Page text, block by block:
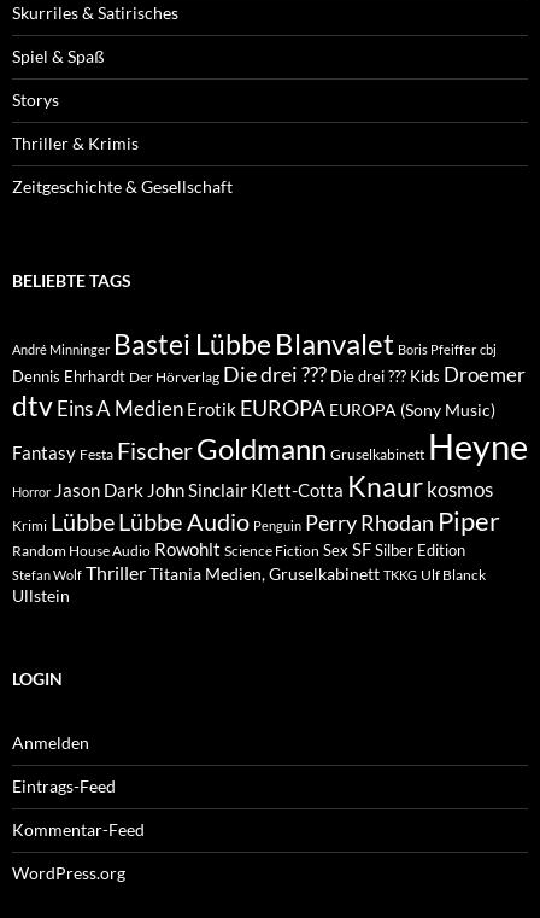
Skurriles & Satirisches
Spiel & Spaß
Storys
Thriller & Krimis
Zeitgeschichte & Gesellschaft
BELIEBTE TAGS
André Minninger Bastei Lübbe Blanvalet Boris Pfeiffer cbj
Dennis Ehrhardt Der Hörverlag Die drei ??? Die drei ??? Kids Droemer
dtvEins A Medien Erotik EUROPA EUROPA (Sony Music)
Fantasy Festa FischerGoldmann Gruselkabinett Heyne
Horror Jason Dark John Sinclair Klett-Cotta Knaur kosmos
Krimi LübbeLübbe Audio Penguin Perry Rhodan Piper
Random House Audio Rowohlt Science Fiction Sex SFSilber Edition
Stefan Wolf ThrillerTitania Medien, Gruselkabinett TKKG Ulf Blanck
Ullstein
LOGIN
Anmelden
Eintrags-Feed
Kommentar-Feed
WordPress.org